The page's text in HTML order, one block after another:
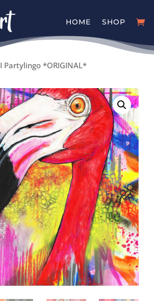
HOME SHOP
I Partylingo *ORIGINAL*